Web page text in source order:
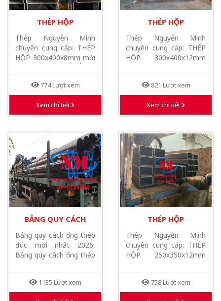
THÉP HỘP
300X400X8MM MỚI
NHẤT NĂM 2026
Thép Nguyễn Minh
chuyên cung cấp: THÉP
HỘP 300x400x8mm mới
774 Lượt xem
Xem chi tiết
THÉP HỘP
300X400X12MM MỚI
NHẤT NĂM 2026
Thép Nguyễn Minh
chuyên cung cấp: THÉP
HỘP 300x400x12mm
THÉP...
821 Lượt xem
Xem chi tiết
BẢNG QUY CÁCH
ỐNG THÉP ĐÚC MỚI
NHẤT 2026
Bảng quy cách ống thép
đúc mới nhất 2026,
Bảng quy cách ống thép
1135 Lượt xem
THÉP HỘP
250X350X12MM MỚI
NHẤT NĂM 2026
Thép Nguyễn Minh
chuyên cung cấp: THÉP
HỘP 250x350x12mm
THÉP...
758 Lượt xem